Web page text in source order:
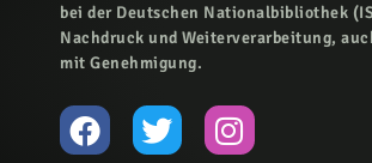
bei der Deutschen Nationalbibliothek
Nachdruck und Weiterverarbeitung,
mit Genehmigung.